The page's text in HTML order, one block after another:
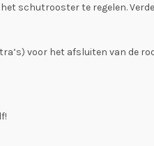
schutrooster te regelen.
voor het afsluiten van de